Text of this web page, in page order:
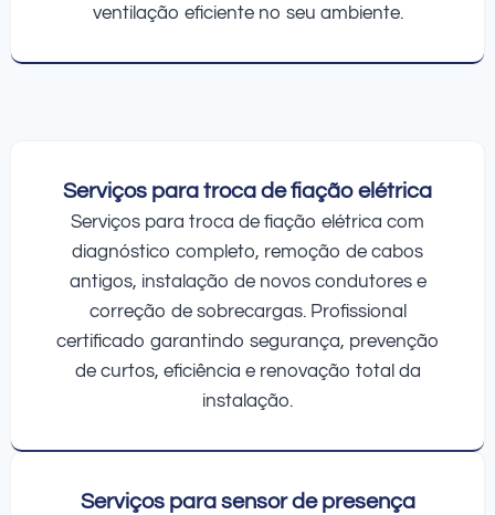
ventilação eficiente no seu ambiente.
Serviços para troca de fiação elétrica
Serviços para troca de fiação elétrica com
diagnóstico completo, remoção de cabos
antigos, instalação de novos condutores e
correção de sobrecargas. Profissional
certificado garantindo segurança, prevenção
de curtos, eficiência e renovação total da
instalação.
Serviços para sensor de presença